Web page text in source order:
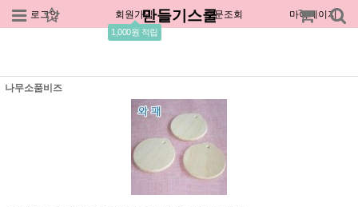
로그인 회원가입
1,000원 적립
주문조회 마이페이지
만들기스쿨
나무소품비즈